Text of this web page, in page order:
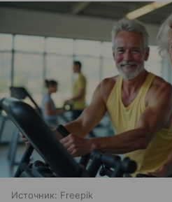
Источник: Freepik